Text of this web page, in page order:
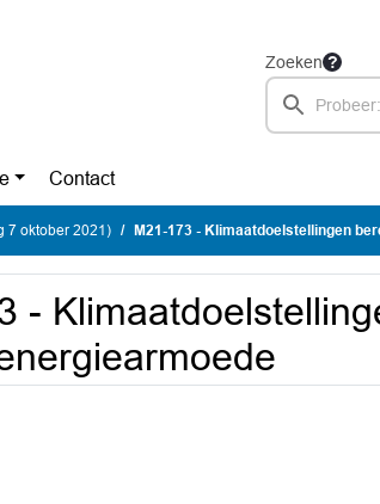
Zoeken
Contact
7 oktober 2021) M21-173 - Klimaatdoelstellingen
-